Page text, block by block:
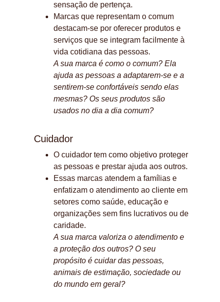
sensação de pertença.
Marcas que representam o comum
destacam-se por oferecer produtos e
serviços que se integram facilmente à
vida cotidiana das pessoas.
A sua marca é como o comum? Ela
ajuda as pessoas a adaptarem-se e a
sentirem-se confortáveis sendo elas
mesmas? Os seus produtos são
usados no dia a dia comum?
Cuidador
O cuidador tem como objetivo proteger
as pessoas e prestar ajuda aos outros.
Essas marcas atendem a famílias e
enfatizam o atendimento ao cliente em
setores como saúde, educação e
organizações sem fins lucrativos ou de
caridade.
A sua marca valoriza o atendimento e
a proteção dos outros? O seu
propósito é cuidar das pessoas,
animais de estimação, sociedade ou
do mundo em geral?